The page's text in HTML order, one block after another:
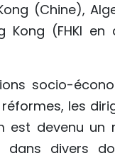
(Chine),
Kong (FHKI
socio-
les
est devenu un
divers